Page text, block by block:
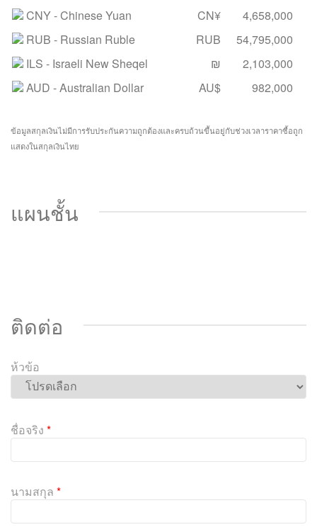
CNY- Chinese Yuan CN¥
4,658,000
RUB - Russian Ruble RUB
54,795,000
ILS - Israeli New Sheqel ₪
2,103,000
AUD - Australian Dollar AU$ 982,000
ข้อมูลสกุลเงินไม่มีการรับประกันความถูกต้องและครบถ้วนขึ้นอยู่กับช่วงเวลาราคาซื้อถูก
แสดงในสกุลเงินไทย
แผนชั้น
ติดต่อ
ห้วข้อ
l
e
l
ชื่อจริง *
นามสกุล *